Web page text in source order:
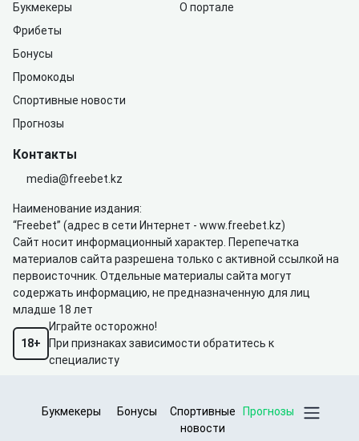
Букмекеры
Фрибеты
Бонусы
Промокоды
Спортивные новости
Прогнозы
О портале
Контакты
media@freebet.kz
Наименование издания:
“Freebet” (адрес в сети Интернет - www.freebet.kz)
Сайт носит информационный характер. Перепечатка
материалов сайта разрешена только с активной ссылкой на
первоисточник. Отдельные материалы сайта могут
содержать информацию, не предназначенную для лиц
младше 18 лет
18+
Играйте осторожно!
При признаках зависимости обратитесь к
специалисту
Пользовательское соглашение
Букмекеры Бонусы
Спортивные
новости
Прогнозы